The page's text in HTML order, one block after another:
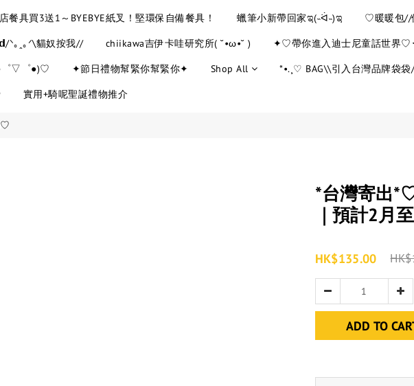
餐具買3送1～BYEBYE紙叉！堅環保自備餐具！ 蠟筆小新帶回家ಇ(˵ᐛ˵)ಇ ♡暖暖包//
｡ꞈ｡ᐟ\貓奴按我// chiikawa吉伊卡哇研究所( ˘•ω•˘ ) ✦♡帶你進入迪士尼童話世界
゜▽゜●)♡ ✦節日禮物幫緊你幫緊你✦ Shop All *•.¸♡ BAG\\引入台灣品牌袋
實用+騎呢聖誕禮物推介
*台灣寄出
｜預計2月
HK$135.00
ADD TO